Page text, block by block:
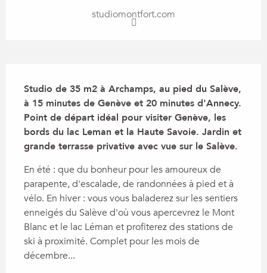
studiomontfort.com
Studio de 35 m2 à Archamps, au pied du Salève,
à 15 minutes de Genève et 20 minutes d'Annecy.
Point de départ idéal pour visiter Genève, les
bords du lac Leman et la Haute Savoie. Jardin et
grande terrasse privative avec vue sur le Salève.
En été : que du bonheur pour les amoureux de
parapente, d'escalade, de randonnées à pied et à
vélo. En hiver : vous vous baladerez sur les sentiers
enneigés du Salève d'où vous apercevrez le Mont
Blanc et le lac Léman et profiterez des stations de
ski à proximité. Complet pour les mois de
décembre...